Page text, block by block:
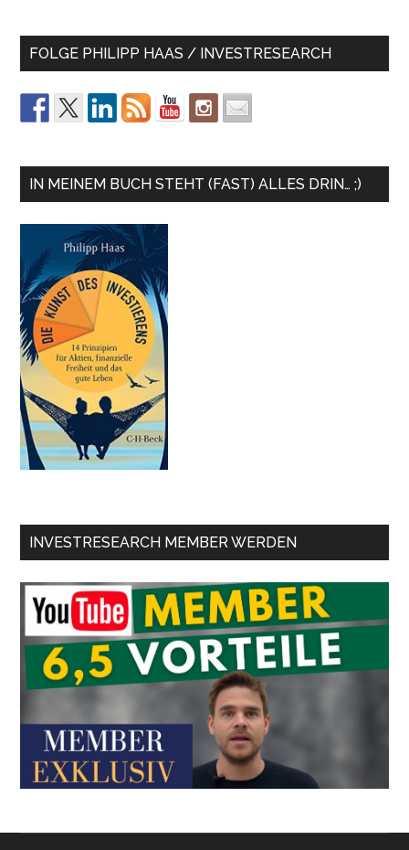
FOLGE PHILIPP HAAS / INVESTRESEARCH
IN MEINEM BUCH STEHT (FAST) ALLES DRIN… ;)
INVESTRESEARCH MEMBER WERDEN